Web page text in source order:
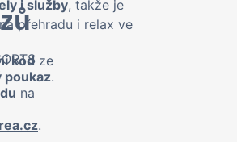
i služby, takže je
přehradu i relax ve
kódze
poukaz.
na
.